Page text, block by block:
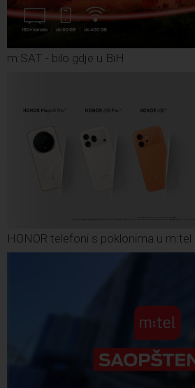
m:SAT - bilo gdje u BiH
HONOR telefoni s poklonima u m:tel